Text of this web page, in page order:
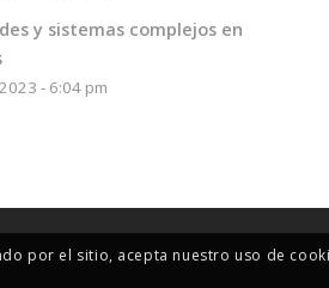
y sistemas complejos en
- 6:04 pm
por el sitio, acepta nuestro uso de